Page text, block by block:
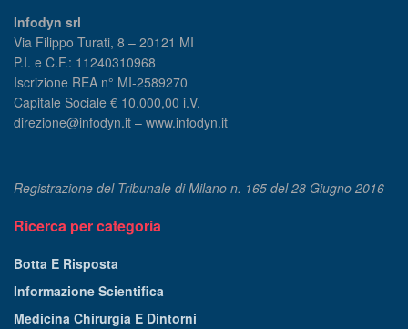
Infodyn srl
Via Filippo Turati, 8 – 20121 MI
P.I. e C.F.: 11240310968
Iscrizione REA n° MI-2589270
Capitale Sociale € 10.000,00 i.V.
direzione@infodyn.it – www.infodyn.it
Registrazione del Tribunale di Milano n. 165 del 28 Giugno 2016
Ricerca per categoria
Botta E Risposta
Informazione Scientifica
Medicina Chirurgia E Dintorni